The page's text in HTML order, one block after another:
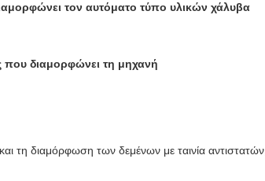
τον αυτόματο τύπο υλικών χάλυβα
που διαμορφώνει τη μηχανή
τη διαμόρφωση των δεμένων με ταινία αντιστατών,